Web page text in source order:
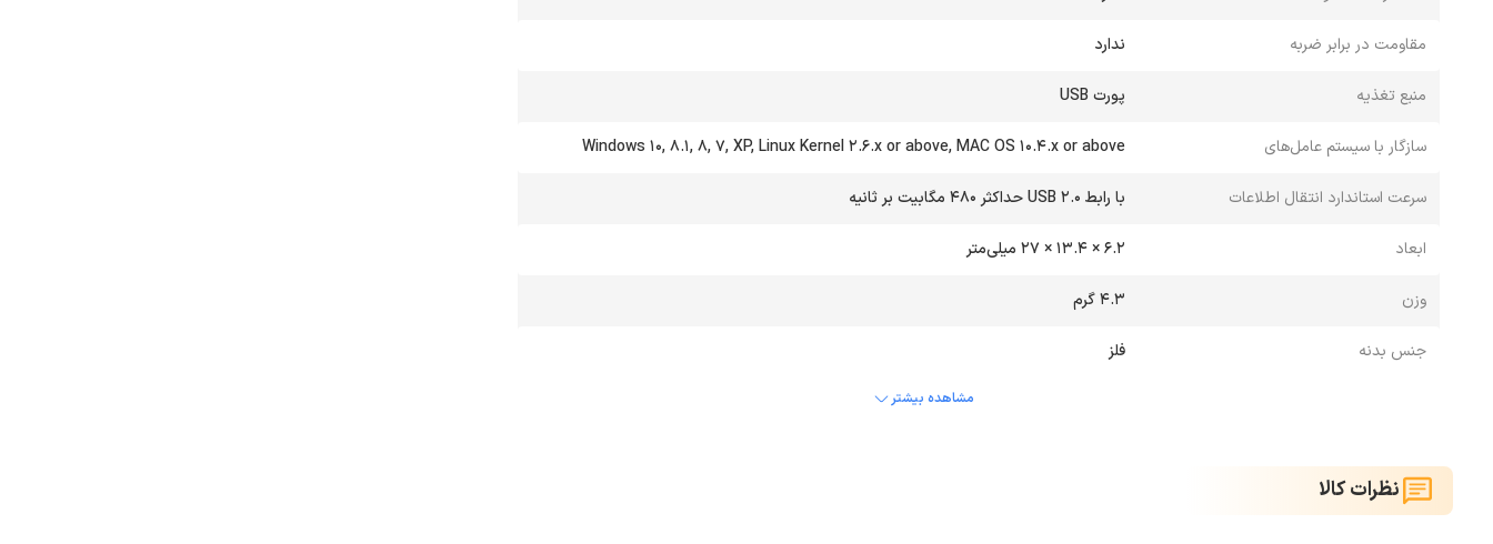
مقاومت در برابر ضربه ندارد
منبع تغذیه پورت USB
سازگار با سیستم عامل‌های Windows 10, 8.1, 8, 7, XP, Linux Kernel 2.6.x or above, MAC OS 10.4.x or above
سرعت استاندارد انتقال اطلاعات با رابط USB 2.0 حداکثر 480 مگابیت بر ثانیه
ابعاد 6.2 × 13.4 × 27 میلی‌متر
وزن 4.3 گرم
جنس بدنه فلز
مشاهده بیشتر
نظرات کالا